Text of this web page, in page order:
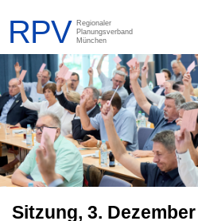
Sitzung, 3.